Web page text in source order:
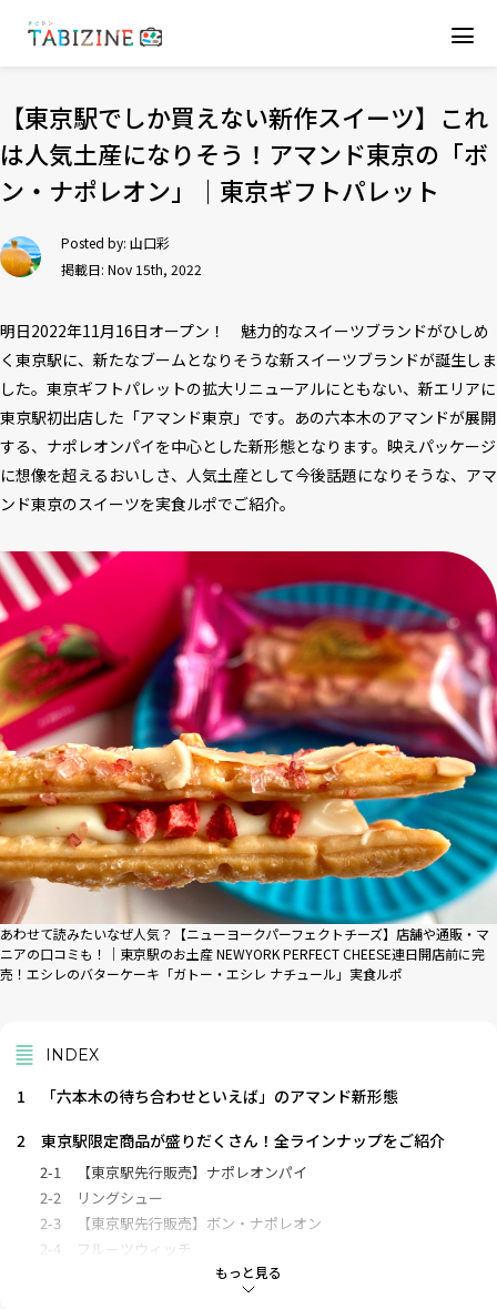
【東京駅でしか買えない新作スイーツ】これ
は人気土産になりそう！アマンド東京の「ボ
ン・ナポレオン」｜東京ギフトパレット
Posted by: 山口彩
掲載日: Nov 15th, 2022
明日2022年11月16日オープン！ 魅力的なスイーツブランドがひしめ
く東京駅に、新たなブームとなりそうな新スイーツブランドが誕生しま
した。東京ギフトパレットの拡大リニューアルにともない、新エリアに
東京駅初出店した「アマンド東京」です。あの六本木のアマンドが展開
する、ナポレオンパイを中心とした新形態となります。映えパッケージ
に想像を超えるおいしさ、人気土産として今後話題になりそうな、アマ
ンド東京のスイーツを実食ルポでご紹介。
あわせて読みたいなぜ人気？【ニューヨークパーフェクトチーズ】店舗や通販・マ
ニアの口コミも！｜東京駅のお土産 NEWYORK PERFECT CHEESE連日開店前に完
売！エシレのバターケーキ「ガトー・エシレ ナチュール」実食ルポ
もっと見る
INDEX
1
「六本木の待ち合わせといえば」のアマンド新形態
2
東京駅限定商品が盛りだくさん！全ラインナップをご紹介
2-1
【東京駅先行販売】ナポレオンパイ
2-2
リングシュー
2-3
【東京駅先行販売】ボン・ナポレオン
2-4
フルーツウィッチ
「ボン・ナポレオン」実食！ナポレオンパイの再現度は？